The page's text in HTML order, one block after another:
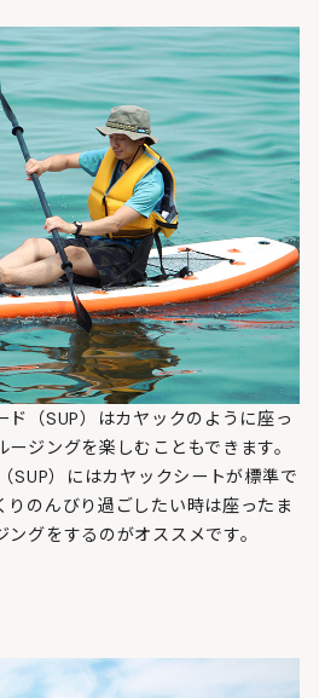
ド（SUP）はカヤックのように座っ
ジングを楽しむこともできます。
SUP）にはカヤックシートが標準で
りのんびり過ごしたい時は座ったま
グをするのがオススメです。